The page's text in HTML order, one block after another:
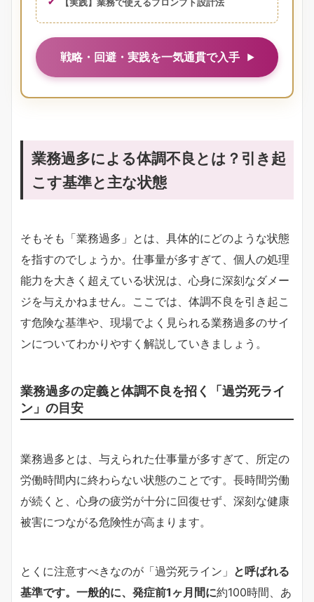
【実践】業務で使えるプロンプト設計法
戦略・回避・実践を一気通貫で入手
業務過多による体調不良とは？引き起
こす基準と主な状態
そもそも「業務過多」とは、具体的にどのような状態
を指すのでしょうか。仕事量が多すぎて、個人の処理
能力を大きく超えている状況は、心身に深刻なダメー
ジを与えかねません。ここでは、体調不良を引き起こ
す危険な基準や、現場でよく見られる業務過多のサイ
ンについてわかりやすく解説していきましょう。
業務過多の定義と体調不良を招く「過労死ライ
ン」の目安
業務過多とは、与えられた仕事量が多すぎて、所定の
労働時間内に終わらない状態のことです。長時間労働
が続くと、心身の疲労が十分に回復せず、深刻な健康
被害につながる危険性が高まります。
とくに注意すべきなのが「過労死ライン」 と呼ばれる
基準です。一般的に、発症前1ヶ月間に約100時間、あ